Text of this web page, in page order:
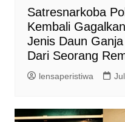
Satresnarkoba
Kembali
Jenis Daun
Dari Seorang
lensaperistiwa